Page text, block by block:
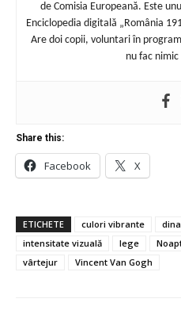
de Comisia Europeană. Este
Enciclopedia digitală „România
Are doi copii, voluntari în
nu fac
Share this:
Facebook X
ETICHETE culori vibrante
intensitate vizuală
lege
vârtejur
Vincent Van Gogh